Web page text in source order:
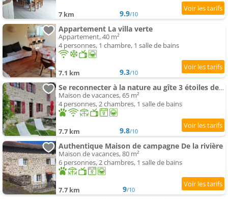
7 km 9.9/10
Appartement La villa verte
Appartement, 40 m²
4 personnes, 1 chambre, 1 salle de bains
7.1 km 9.3/10
Se reconnecter à la nature au gîte 3 étoiles de Montager à Saint André de Chalencon
Maison de vacances, 65 m²
4 personnes, 2 chambres, 1 salle de bains
7.7 km 9.8/10
Authentique Maison de campagne De la rivière
Maison de vacances, 80 m²
6 personnes, 2 chambres, 1 salle de bains
7.7 km 9/10